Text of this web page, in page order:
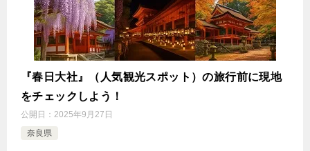
『春日大社』（人気観光スポット）の旅行前に現地
をチェックしよう！
公開日： 2025年9月27日
奈良県